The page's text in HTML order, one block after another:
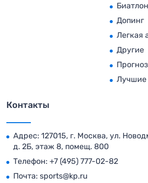
Биатлон
Допинг
Легкая
Другие
Лучшие
Контакты
Адрес: 127015, г. Москва, ул.
д. 2Б, этаж 8, помещ. 800
Телефон: +7 (495) 777-02-82
Почта: sports@kp.ru